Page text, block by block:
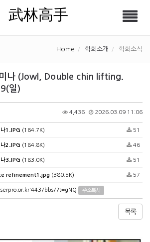
武林高手
高手
Home 학회소개 학회소식
나 (Jowl, Double chin lifting.
일)
4,436 2026.03.09 11:06
1.JPG (164.7K) 51
2.JPG (184.8K) 46
3.JPG (183.0K) 51
refinement1.jpg (380.5K) 57
bbs/?t=gNQ 주소복사
목록